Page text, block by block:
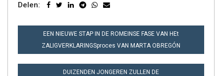
Delen:
BERICHT
NAVIGATIE
EEN NIEUWE STAP IN DE ROMEINSE FASE VAN HEt
ZALIGVERKLARINGSproces VAN MARTA OBREGÓN
DUIZENDEN JONGEREN ZULLEN DE